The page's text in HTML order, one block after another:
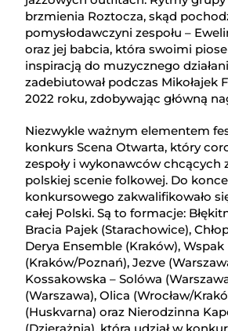
brzmienia Roztocza, skąd
pomysłodawczyni zespołu –
oraz jej babcia, która swoimi
inspiracją do muzycznego
zadebiutował podczas Mikołajek
2022 roku, zdobywając główną
Niezwykle ważnym elementem
konkurs Scena Otwarta, który
zespoły i wykonawców chcących
polskiej scenie folkowej. Do
konkursowego zakwalifikowało
całej Polski. Są to formacje:
Bracia Pajek (Starachowice),
Derya Ensemble (Kraków), Wspak
(Kraków/Poznań), Jezve
Kossakowska – Solówa
(Warszawa), Olica (Wrocław/
(Huskvarna) oraz Nierodzinna